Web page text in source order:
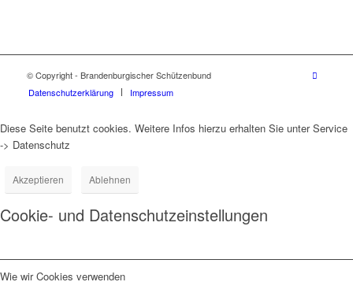
© Copyright - Brandenburgischer Schützenbund
Datenschutzerklärung
Impressum
Diese Seite benutzt cookies. Weitere Infos hierzu erhalten Sie unter Service
-> Datenschutz
Akzeptieren Ablehnen
Cookie- und Datenschutzeinstellungen
Wie wir Cookies verwenden